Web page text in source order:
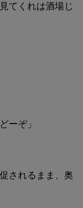
てくれは酒場じ
ーぞ」
されるまま、奥